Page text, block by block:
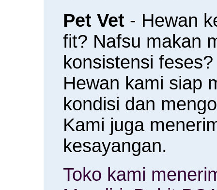
Pet Vet - Hewan
fit? Nafsu makan
konsistensi
Hewan kami siap
kondisi dan
Kami juga
kesayangan.
Toko kami